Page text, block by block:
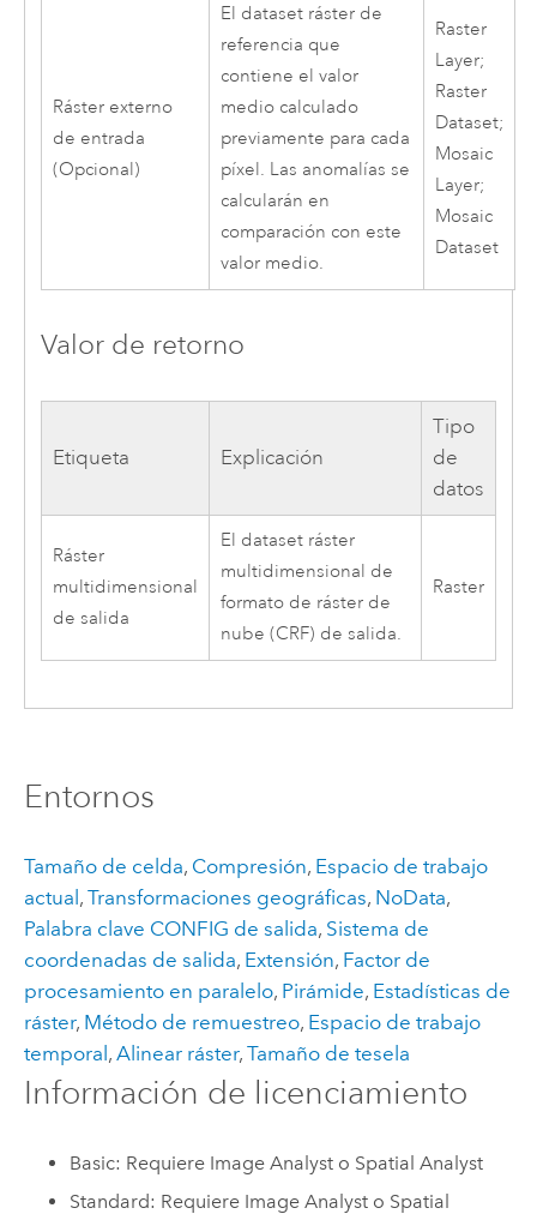
Ráster externo
de entrada
(Opcional)
El dataset ráster de
referencia que
contiene el valor
medio calculado
previamente para cada
píxel. Las anomalías se
calcularán en
comparación con este
valor medio.
Raster
Layer;
Raster
Dataset;
Mosaic
Layer;
Mosaic
Dataset
Valor de retorno
Etiqueta Explicación
Tipo
de
datos
Ráster
multidimensional
de salida
El dataset ráster
multidimensional de
formato de ráster de
nube (CRF) de salida.
Raster
Entornos
Tamaño de celda, Compresión, Espacio de trabajo
actual , Transformaciones geográficas, NoData,
Palabra clave CONFIG de salida, Sistema de
coordenadas de salida, Extensión, Factor de
procesamiento en paralelo, Pirámide, Estadísticas de
ráster, Método de remuestreo, Espacio de trabajo
temporal , Alinear ráster, Tamaño de tesela
Información de licenciamiento
Basic: Requiere Image Analyst o Spatial Analyst
Standard: Requiere Image Analyst o Spatial